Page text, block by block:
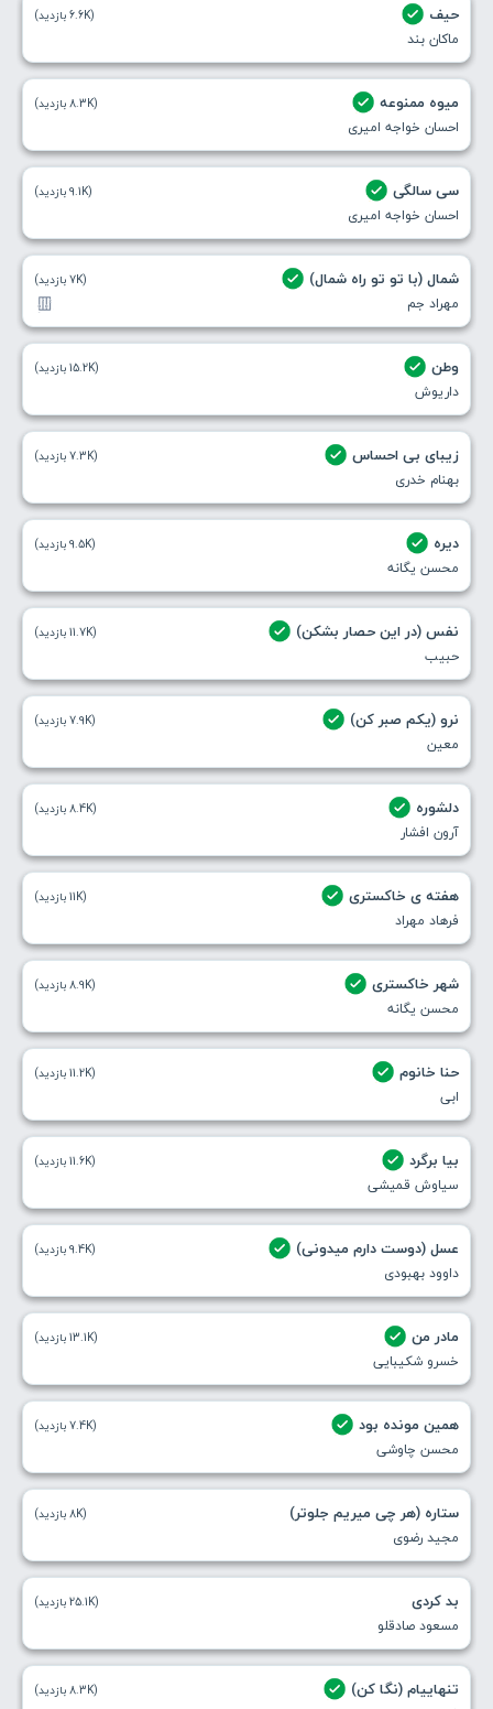
حیف
ماکان بند
(6.6K بازدید)
میوه ممنوعه
احسان خواجه امیری
(8.3K بازدید)
سی سالگی
احسان خواجه امیری
(9.1K بازدید)
شمال (با تو تو راه شمال)
مهراد جم
(7K بازدید)
وطن
داریوش
(15.2K بازدید)
زیبای بی احساس
بهنام خدری
(7.3K بازدید)
دیره
محسن یگانه
(9.5K بازدید)
نفس (در این حصار بشکن)
حبیب
(11.7K بازدید)
نرو (یکم صبر کن)
معین
(7.9K بازدید)
دلشوره
آرون افشار
(8.4K بازدید)
هفته ی خاکستری
فرهاد مهراد
(11K بازدید)
شهر خاکستری
محسن یگانه
(8.9K بازدید)
حنا خانوم
ابی
(11.2K بازدید)
بیا برگرد
سیاوش قمیشی
(11.6K بازدید)
عسل (دوست دارم میدونی)
داوود بهبودی
(9.4K بازدید)
مادر من
خسرو شکیبایی
(13.1K بازدید)
همین مونده بود
محسن چاوشی
(7.4K بازدید)
ستاره (هر چی میریم جلوتر)
مجید رضوی
(8K بازدید)
بد کردی
مسعود صادقلو
(25.1K بازدید)
تنهاییام (نگا کن) (8.3K بازدید)